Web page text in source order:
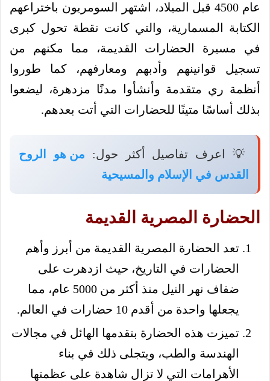
عام 4500 قبل الميلاد، اشتهر السومريون باختراعهم
الكتابة المسمارية، والتي كانت نقطة تحول كبرى
في مسيرة الحضارات القديمة، مما مكنهم من
تسجيل قوانينهم وأدبهم ومعارفهم، كما طوروا
أنظمة ري متقدمة وأنشأوا مدنًا مزدهرة، ليضعوا
بذلك أساسًا متينًا للحضارات التي أتت بعدهم.
💡 اعرف تفاصيل أكثر حول: من هو الروح
القدس في الإسلام والمسيحية
الحضارة المصرية القديمة
تعد الحضارة المصرية القديمة من أبرز وأهم
الحضارات في التاريخ، حيث ازدهرت على
ضفاف نهر النيل منذ أكثر من 5000 عام، مما
يجعلها واحدة من أقدم 10 حضارات في العالم.
تميزت هذه الحضارة بتقدمها الهائل في مجالات
الهندسة والطب، ويتجلى ذلك في بناء
الأهرامات التي لا تزال شاهدة على عظمتها